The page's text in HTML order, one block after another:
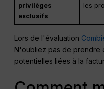
privilèges
exclusifs
les
Lors de l'évaluation
N'oubliez pas de prendre
potentielles liées à la